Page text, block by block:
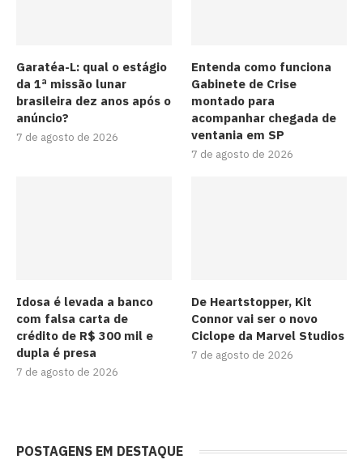
Garatéa-L: qual o estágio
da 1ª missão lunar
brasileira dez anos após o
anúncio?
7 de agosto de 2026
Entenda como funciona
Gabinete de Crise
montado para
acompanhar chegada de
ventania em SP
7 de agosto de 2026
Idosa é levada a banco
com falsa carta de
crédito de R$ 300 mil e
dupla é presa
7 de agosto de 2026
De Heartstopper, Kit
Connor vai ser o novo
Ciclope da Marvel Studios
7 de agosto de 2026
POSTAGENS EM DESTAQUE